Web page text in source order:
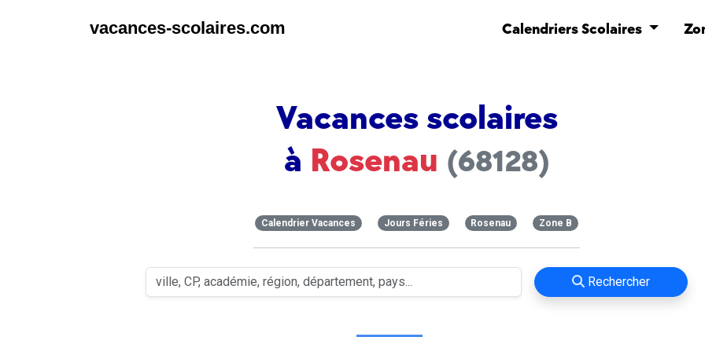
vacances-scolaires.com Calendriers Scolaires
Vacances scolaires
à Rosenau (68128)
Calendrier Vacances Jours Féries Rosenau Zone B
Rechercher